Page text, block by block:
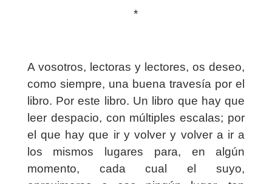
*
A vosotros, lectoras y lectores, os deseo,
como siempre, una buena travesía por el
libro. Por este libro. Un libro que hay que
leer despacio, con múltiples escalas; por
el que hay que ir y volver y volver a ir a
los mismos lugares para, en algún
momento, cada cual el suyo,